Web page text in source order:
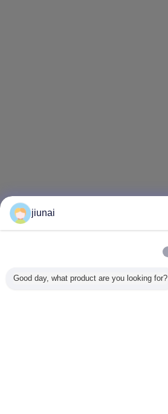
jiunai
Good day, what product are you looking for?